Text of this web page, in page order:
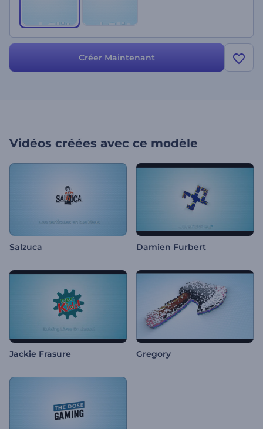
Créer Maintenant
Vidéos créées avec ce modèle
Salzuca Damien Furbert
Jackie Frasure Gregory